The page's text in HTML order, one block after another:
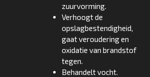
zuurvorming.
Verhoogt de
opslagbestendigheid,
gaat veroudering en
oxidatie van brandstof
tegen.
Behandelt vocht.